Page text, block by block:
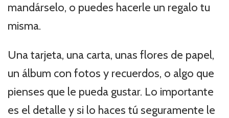
mandárselo, o puedes hacerle un regalo tu
misma.
Una tarjeta, una carta, unas flores de papel,
un álbum con fotos y recuerdos, o algo que
pienses que le pueda gustar. Lo importante
es el detalle y si lo haces tú seguramente le